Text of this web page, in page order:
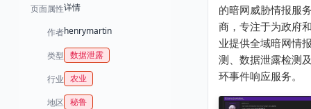
页面属性详情
作者henrymartin
类型 数据泄露
行业 农业
地区 秘鲁
的暗网威胁情报服
商，专注于为政府
业提供全域暗网情
测、数据泄露检测
环事件响应服务。